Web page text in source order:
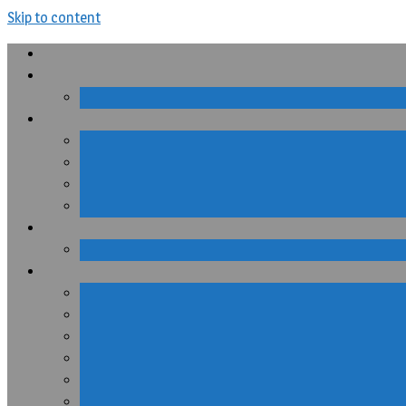
Skip to content